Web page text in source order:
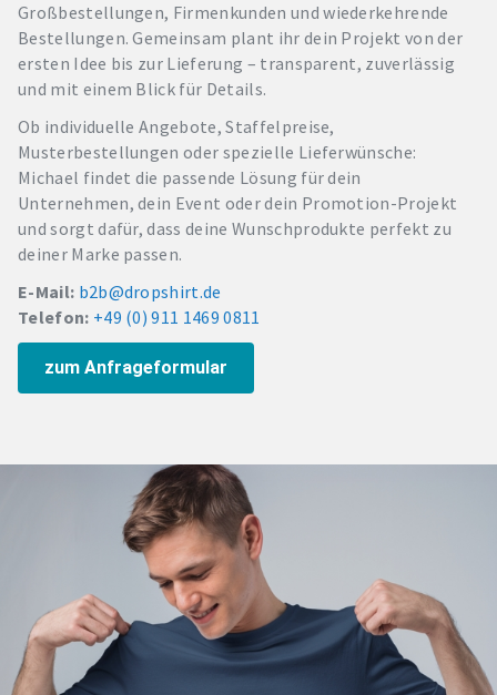
Großbestellungen, Firmenkunden und wiederkehrende
Bestellungen. Gemeinsam plant ihr dein Projekt von der
ersten Idee bis zur Lieferung – transparent, zuverlässig
und mit einem Blick für Details.
Ob individuelle Angebote, Staffelpreise,
Musterbestellungen oder spezielle Lieferwünsche:
Michael findet die passende Lösung für dein
Unternehmen, dein Event oder dein Promotion-Projekt
und sorgt dafür, dass deine Wunschprodukte perfekt zu
deiner Marke passen.
E-Mail: b2b@dropshirt.de
Telefon: +49 (0) 911 1469 0811
zum Anfrageformular